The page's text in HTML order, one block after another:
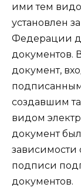
ими тем
установлен
Федерации
документов.
документ,
создавшим
видом
документ
зависимости
подписи
документов.